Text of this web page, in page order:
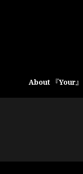
About 『Your』